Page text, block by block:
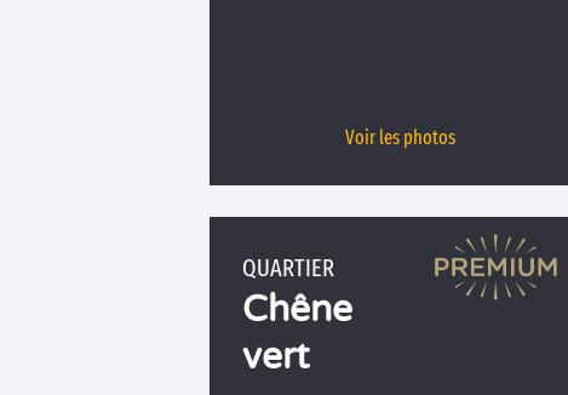
Voir les photos
QUARTIER
Chêne
vert